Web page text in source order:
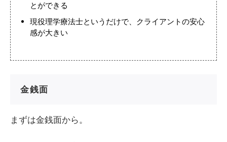
とができる
現役理学療法士というだけで、クライアントの安心
感が大きい
金銭面
まずは金銭面から。